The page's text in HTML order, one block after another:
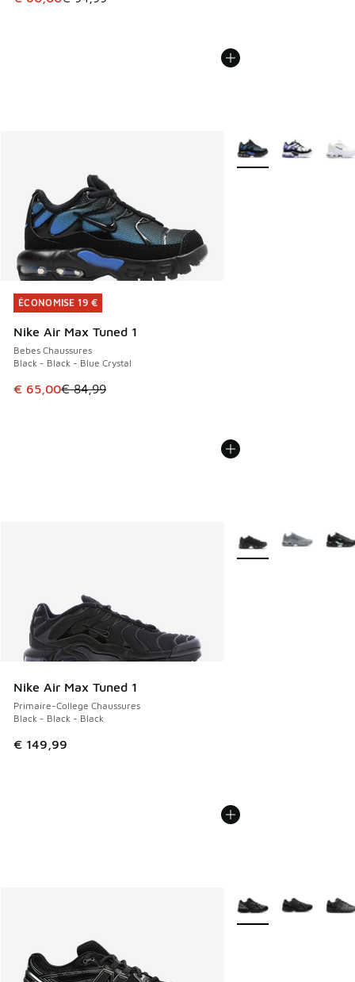
ÉCONOMISE 19 €
Nike Air Max Tuned 1
Bebes Chaussures
Black - Black - Blue Crystal
Cet article est en promotion. Prix en baisse de € 84,99 à
€ 65,00€ 84,99
ÉCONOMISE 19 €
Plus de couleurs
Nike Air Max Tuned 1
Primaire-College Chaussures
Black - Black - Black
€ 149,99
Plus de couleurs
Plus de couleurs